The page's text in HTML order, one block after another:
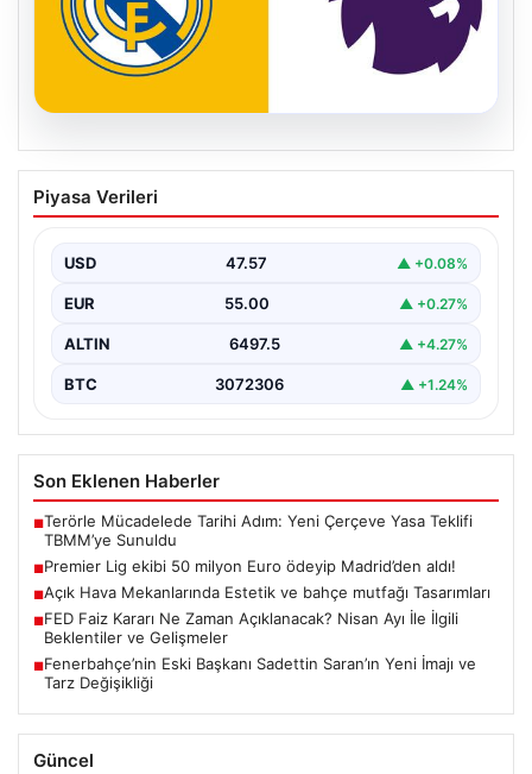
04.08.2026
Premier Lig ekibi 50 milyon Euro ödeyip
Madrid’den aldı!
Piyasa Verileri
USD 47.57 ▲ +0.08%
EUR 55.00 ▲ +0.27%
ALTIN 6497.5 ▲ +4.27%
BTC 3072306 ▲ +1.24%
Son Eklenen Haberler
■Terörle Mücadelede Tarihi Adım: Yeni Çerçeve Yasa Teklifi
TBMM’ye Sunuldu
■Premier Lig ekibi 50 milyon Euro ödeyip Madrid’den aldı!
■Açık Hava Mekanlarında Estetik ve bahçe mutfağı Tasarımları
■FED Faiz Kararı Ne Zaman Açıklanacak? Nisan Ayı İle İlgili
Beklentiler ve Gelişmeler
■Fenerbahçe’nin Eski Başkanı Sadettin Saran’ın Yeni İmajı ve
Tarz Değişikliği
Güncel